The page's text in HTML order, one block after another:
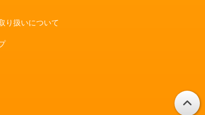
り扱いについて